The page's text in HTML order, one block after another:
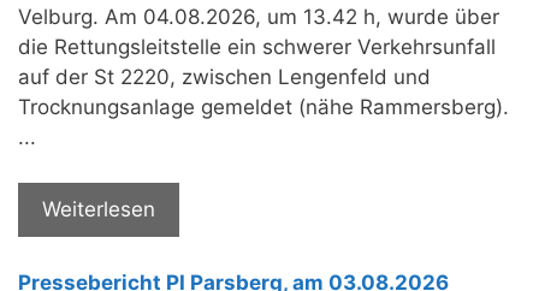
Velburg. Am 04.08.2026, um 13.42 h, wurde über
die Rettungsleitstelle ein schwerer Verkehrsunfall
auf der St 2220, zwischen Lengenfeld und
Trocknungsanlage gemeldet (nähe Rammersberg).
...
Weiterlesen
Pressebericht PI Parsberg, am 03.08.2026